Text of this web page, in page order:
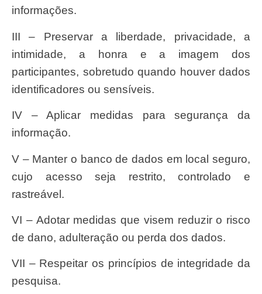
informações.
III – Preservar a liberdade, privacidade, a
intimidade, a honra e a imagem dos
participantes, sobretudo quando houver dados
identificadores ou sensíveis.
IV – Aplicar medidas para segurança da
informação.
V – Manter o banco de dados em local seguro,
cujo acesso seja restrito, controlado e
rastreável.
VI – Adotar medidas que visem reduzir o risco
de dano, adulteração ou perda dos dados.
VII – Respeitar os princípios de integridade da
pesquisa.